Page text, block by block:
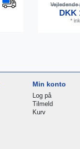
Vejledende
DKK
*
Min konto
Log på
Tilmeld
Kurv